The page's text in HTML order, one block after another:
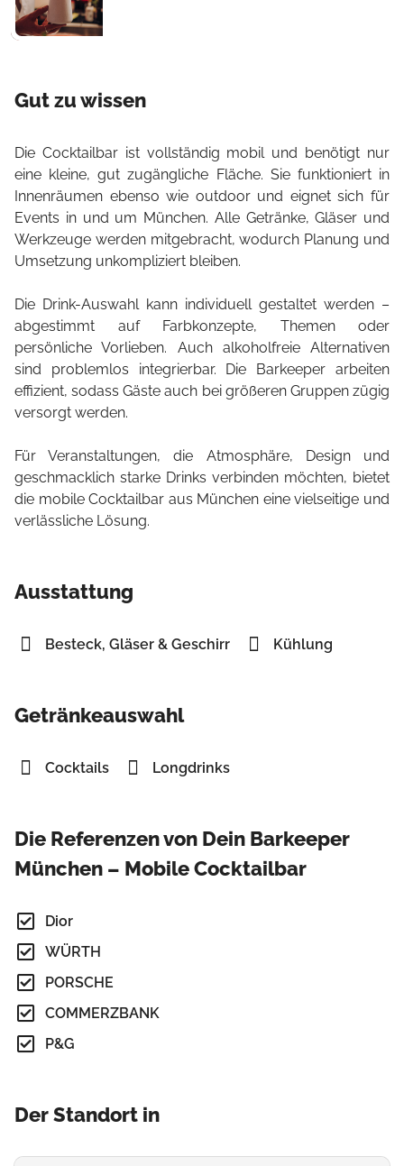
Gut zu wissen
Die Cocktailbar ist vollständig mobil und benötigt nur
eine kleine, gut zugängliche Fläche. Sie funktioniert in
Innenräumen ebenso wie outdoor und eignet sich für
Events in und um München. Alle Getränke, Gläser und
Werkzeuge werden mitgebracht, wodurch Planung und
Umsetzung unkompliziert bleiben.
Die Drink-Auswahl kann individuell gestaltet werden –
abgestimmt auf Farbkonzepte, Themen oder
persönliche Vorlieben. Auch alkoholfreie Alternativen
sind problemlos integrierbar. Die Barkeeper arbeiten
effizient, sodass Gäste auch bei größeren Gruppen zügig
versorgt werden.
Für Veranstaltungen, die Atmosphäre, Design und
geschmacklich starke Drinks verbinden möchten, bietet
die mobile Cocktailbar aus München eine vielseitige und
verlässliche Lösung.
Ausstattung
Besteck, Gläser & Geschirr Kühlung
Getränkeauswahl
Cocktails Longdrinks
Die Referenzen von Dein Barkeeper
München – Mobile Cocktailbar
Dior
WÜRTH
PORSCHE
COMMERZBANK
P&G
Der Standort in